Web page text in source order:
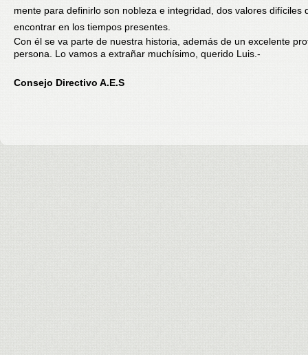
mente para definirlo son nobleza e integridad, dos valores difíciles
encontrar en los tiempos presentes.
Con él se va parte de nuestra historia, además de un excelente
persona. Lo vamos a extrañar muchísimo, querido Luis.-
Consejo Directivo A.E.S